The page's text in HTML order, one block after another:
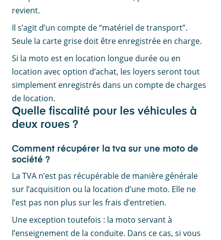
revient.
Il s’agit d’un compte de “matériel de transport”.
Seule la carte grise doit être enregistrée en charge.
Si la moto est en location longue durée ou en
location avec option d’achat, les loyers seront tout
simplement enregistrés dans un compte de charges
de location.
Quelle fiscalité pour les véhicules à
deux roues ?
Comment récupérer la tva sur une moto de
société ?
La TVA n’est pas récupérable de manière générale
sur l’acquisition ou la location d’une moto. Elle ne
l’est pas non plus sur les frais d’entretien.
Une exception toutefois : la moto servant à
l’enseignement de la conduite. Dans ce cas, si vous